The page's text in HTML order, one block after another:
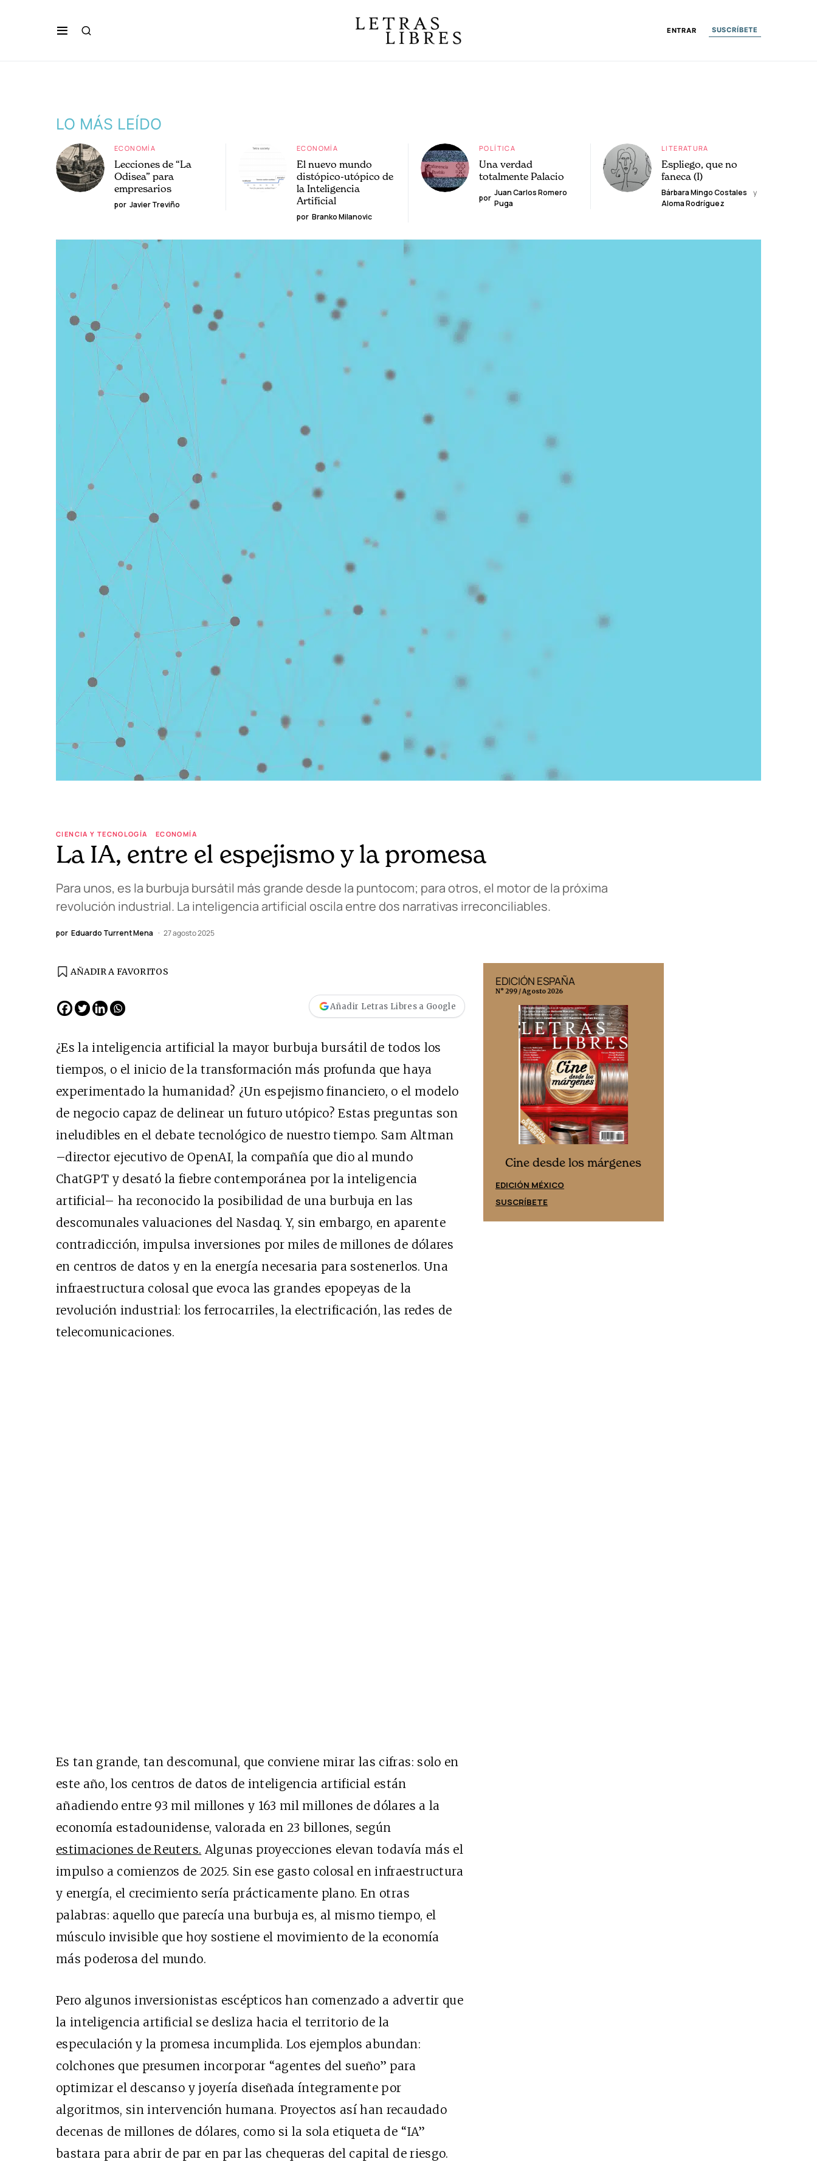
ENTRAR SUSCRÍBETE
LO MÁS LEÍDO
ECONOMÍA
Lecciones de “La
Odisea” para
empresarios
por Javier Treviño
ECONOMÍA
El nuevo mundo
distópico-utópico de
la Inteligencia
Artificial
por Branko Milanovic
POLÍTICA
Una verdad
totalmente Palacio
por
Juan Carlos Romero
Puga
LITERATURA
Espliego, que no
faneca (I)
Bárbara Mingo Costales
y
Aloma Rodríguez
CIENCIA Y TECNOLOGÍA ECONOMÍA
La IA, entre el espejismo y la promesa
Para unos, es la burbuja bursátil más grande desde la puntocom; para otros, el motor de la próxima
revolución industrial. La inteligencia artificial oscila entre dos narrativas irreconciliables.
por Eduardo Turrent Mena 27 agosto 2025
AÑADIR A FAVORITOS
Añadir Letras Libres a Google
¿Es la inteligencia artificial la mayor burbuja bursátil de todos los
tiempos, o el inicio de la transformación más profunda que haya
experimentado la humanidad? ¿Un espejismo financiero, o el modelo
de negocio capaz de delinear un futuro utópico? Estas preguntas son
ineludibles en el debate tecnológico de nuestro tiempo. Sam Altman
–director ejecutivo de OpenAI, la compañía que dio al mundo
ChatGPT y desató la fiebre contemporánea por la inteligencia
artificial– ha reconocido la posibilidad de una burbuja en las
descomunales valuaciones del Nasdaq. Y, sin embargo, en aparente
contradicción, impulsa inversiones por miles de millones de dólares
en centros de datos y en la energía necesaria para sostenerlos. Una
infraestructura colosal que evoca las grandes epopeyas de la
revolución industrial: los ferrocarriles, la electrificación, las redes de
telecomunicaciones.
Es tan grande, tan descomunal, que conviene mirar las cifras: solo en
este año, los centros de datos de inteligencia artificial están
añadiendo entre 93 mil millones y 163 mil millones de dólares a la
economía estadounidense, valorada en 23 billones, según
estimaciones de Reuters. Algunas proyecciones elevan todavía más el
impulso a comienzos de 2025. Sin ese gasto colosal en infraestructura
y energía, el crecimiento sería prácticamente plano. En otras
palabras: aquello que parecía una burbuja es, al mismo tiempo, el
músculo invisible que hoy sostiene el movimiento de la economía
más poderosa del mundo.
Pero algunos inversionistas escépticos han comenzado a advertir que
la inteligencia artificial se desliza hacia el territorio de la
especulación y la promesa incumplida. Los ejemplos abundan:
colchones que presumen incorporar “agentes del sueño” para
optimizar el descanso y joyería diseñada íntegramente por
algoritmos, sin intervención humana. Proyectos así han recaudado
decenas de millones de dólares, como si la sola etiqueta de “IA”
bastara para abrir de par en par las chequeras del capital de riesgo.
Cine desde los márgenes
EDICIÓN MÉXICO
SUSCRÍBETE
Cine desde los márgenes
EDICIÓN ESPAÑA
SUSCRÍBETE
EDICIÓN ESPAÑA
N° 299 / Agosto 2026
Cine desde los márgenes
EDICIÓN MÉXICO
SUSCRÍBETE